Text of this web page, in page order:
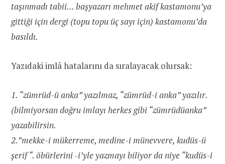
taşınmadı tabii… başyazarı mehmet akif kastamonu’ya
gittiği için dergi (topu topu üç sayı için) kastamonu’da
basıldı.
Yazıdaki imlâ hatalarını da sıralayacak olursak:
1. “zümrüd-ü anka” yazılmaz, “zümrüd-i anka” yazılır.
(bilmiyorsan doğru imlayı herkes gibi “zümrüdüanka”
yazabilirsin.
2.”mekke-i mükerreme, medine-i münevvere, kudüs-ü
şerif “. öbürlerini -i’yle yazmayı biliyor da niye “kudüs-i